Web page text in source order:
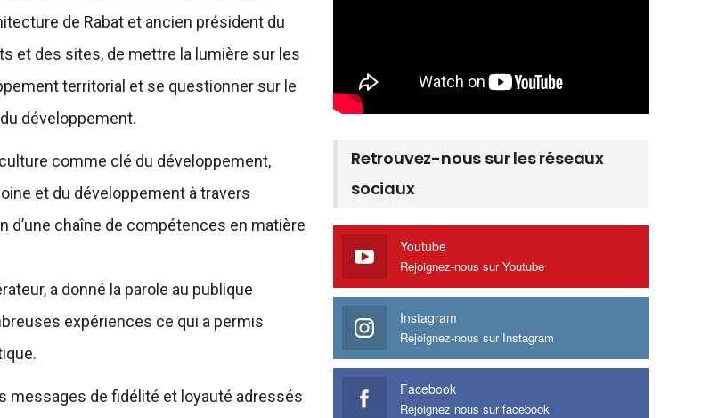
de Rabat et ancien président du
et des sites, de mettre la lumière sur les
territorial et se questionner sur le
développement.
comme clé du développement,
et du développement à travers
d’une chaîne de compétences en matière
a donné la parole au publique
expériences ce qui a permis
messages de fidélité et loyauté adressés
Retrouvez-nous sur les réseaux
sociaux
Youtube
Rejoignez-nous sur Youtube
Instagram
Rejoignez-nous sur Instagram
Facebook
Rejoignez nous sur facebook